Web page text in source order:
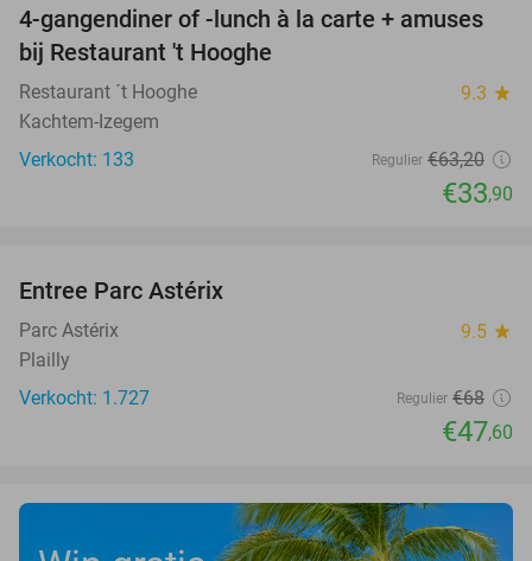
46%
4-gangendiner of -lunch à la carte + amuses
bij Restaurant 't Hooghe
Restaurant ´t Hooghe 9.3 star
Kachtem-Izegem
Verkocht: 133
Regulier €63,20
€33,90
Entree Parc Astérix
Parc Astérix 9.5 star
Plailly
Verkocht: 1.727
Regulier €68
€47,60